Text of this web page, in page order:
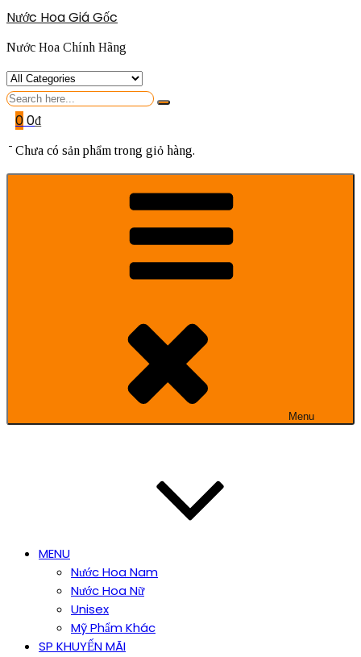
Nước Hoa Giá Gốc
Nước Hoa Chính Hãng
Search
for
00₫
Chưa có sản phẩm trong giỏ hàng.
Menu
MENU
Nước Hoa Nam
Nước Hoa Nữ
Unisex
Mỹ Phẩm Khác
SP KHUYẾN MÃI